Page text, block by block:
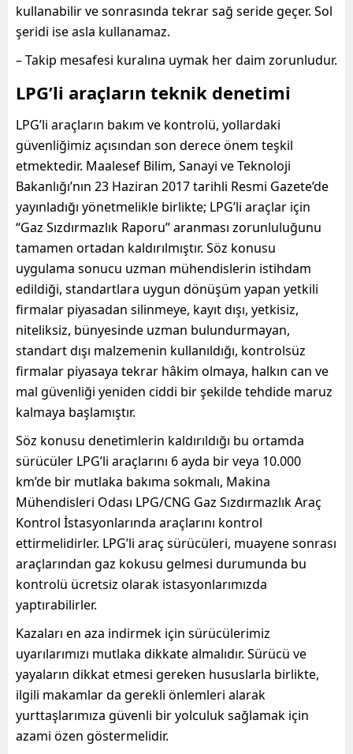
kullanabilir ve sonrasında tekrar sağ seride geçer. Sol
şeridi ise asla kullanamaz.
– Takip mesafesi kuralına uymak her daim zorunludur.
LPG’li araçların teknik denetimi
LPG’li araçların bakım ve kontrolü, yollardaki
güvenliğimiz açısından son derece önem teşkil
etmektedir. Maalesef Bilim, Sanayi ve Teknoloji
Bakanlığı’nın 23 Haziran 2017 tarihli Resmi Gazete’de
yayınladığı yönetmelikle birlikte; LPG’li araçlar için
“Gaz Sızdırmazlık Raporu” aranması zorunluluğunu
tamamen ortadan kaldırılmıştır. Söz konusu
uygulama sonucu uzman mühendislerin istihdam
edildiği, standartlara uygun dönüşüm yapan yetkili
firmalar piyasadan silinmeye, kayıt dışı, yetkisiz,
niteliksiz, bünyesinde uzman bulundurmayan,
standart dışı malzemenin kullanıldığı, kontrolsüz
firmalar piyasaya tekrar hâkim olmaya, halkın can ve
mal güvenliği yeniden ciddi bir şekilde tehdide maruz
kalmaya başlamıştır.
Söz konusu denetimlerin kaldırıldığı bu ortamda
sürücüler LPG’li araçlarını 6 ayda bir veya 10.000
km’de bir mutlaka bakıma sokmalı, Makina
Mühendisleri Odası LPG/CNG Gaz Sızdırmazlık Araç
Kontrol İstasyonlarında araçlarını kontrol
ettirmelidirler. LPG’li araç sürücüleri, muayene sonrası
araçlarından gaz kokusu gelmesi durumunda bu
kontrolü ücretsiz olarak istasyonlarımızda
yaptırabilirler.
Kazaları en aza indirmek için sürücülerimiz
uyarılarımızı mutlaka dikkate almalıdır. Sürücü ve
yayaların dikkat etmesi gereken hususlarla birlikte,
ilgili makamlar da gerekli önlemleri alarak
yurttaşlarımıza güvenli bir yolculuk sağlamak için
azami özen göstermelidir.